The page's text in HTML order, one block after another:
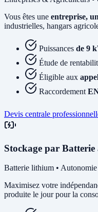
Vous êtes une entreprise,
industrielles, hangars
Puissances de 9
Étude de
Éligible aux
Raccordement
Devis centrale
Stockage par Batterie
Batterie lithium •
Maximisez votre
produite le jour pour la